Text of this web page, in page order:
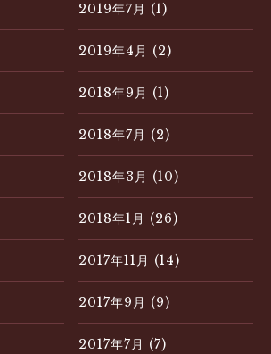
2019年7月 (1)
2019年4月 (2)
2018年9月 (1)
2018年7月 (2)
2018年3月 (10)
2018年1月 (26)
2017年11月 (14)
2017年9月 (9)
2017年7月 (7)